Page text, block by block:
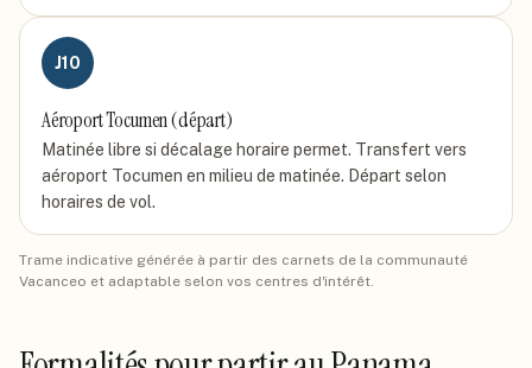
J10
Aéroport Tocumen (départ)
Matinée libre si décalage horaire permet. Transfert vers
aéroport Tocumen en milieu de matinée. Départ selon
horaires de vol.
Trame indicative générée à partir des carnets de la communauté
Vacanceo et adaptable selon vos centres d'intérêt.